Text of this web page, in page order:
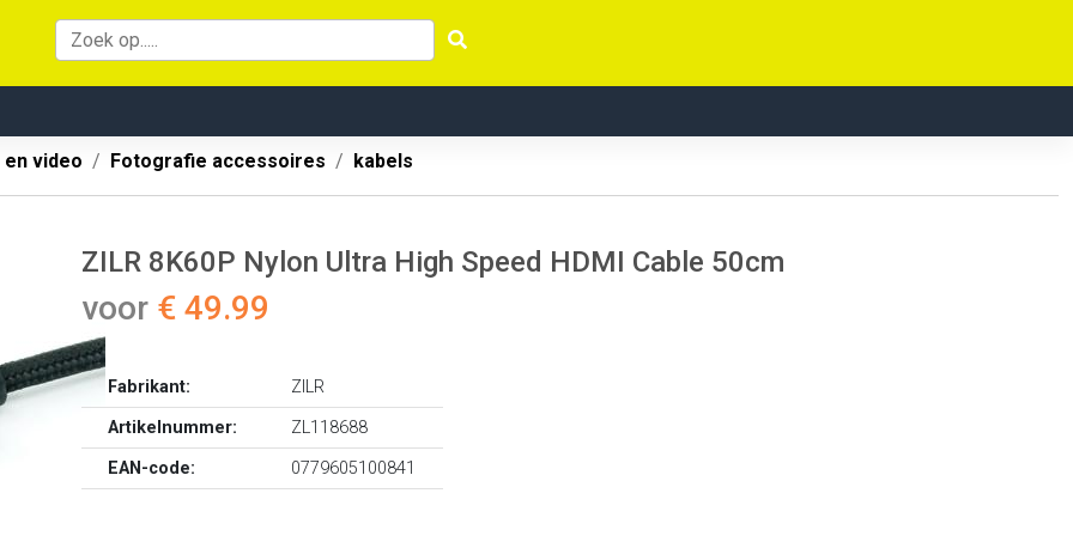
video Fotografie accessoires kabels
ZILR 8K60P Nylon Ultra High Speed HDMI Cable 50cm
voor € 49.99
Fabrikant:
ZILR
Artikelnummer:
ZL118688
EAN-code:
0779605100841